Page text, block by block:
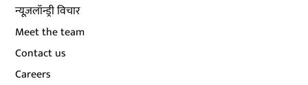
न्यूज़लॉन्ड्री विचार
Meet the team
Contact us
Careers